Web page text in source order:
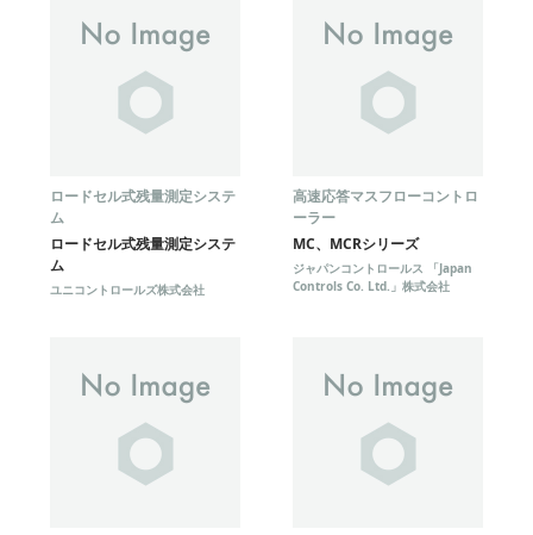
ロードセル式残量測定システ
ム
ロードセル式残量測定システ
ム
ユニコントロールズ株式会社
高速応答マスフローコントロ
ーラー
MC、MCRシリーズ
ジャパンコントロールス 「Japan
Controls Co. Ltd.」株式会社